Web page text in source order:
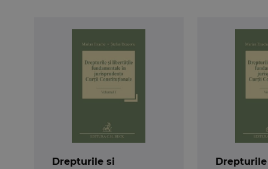
Drepturile si
Drepturile